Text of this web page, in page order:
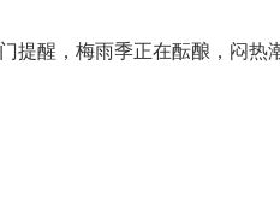
提醒，梅雨季正在酝酿，闷热